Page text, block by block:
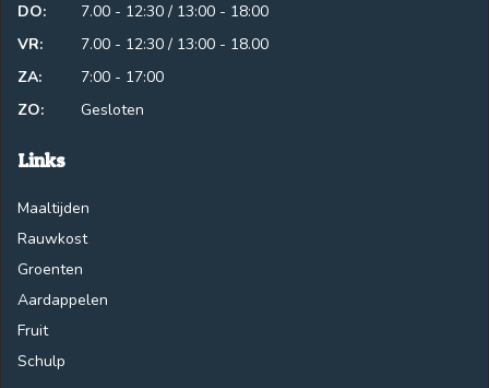
DO:
7.00 - 12:30 / 13:00 - 18:00
VR:
7.00 - 12:30 / 13:00 - 18.00
ZA:
7:00 - 17:00
ZO:
Gesloten
Links
Maaltijden
Rauwkost
Groenten
Aardappelen
Fruit
Schulp